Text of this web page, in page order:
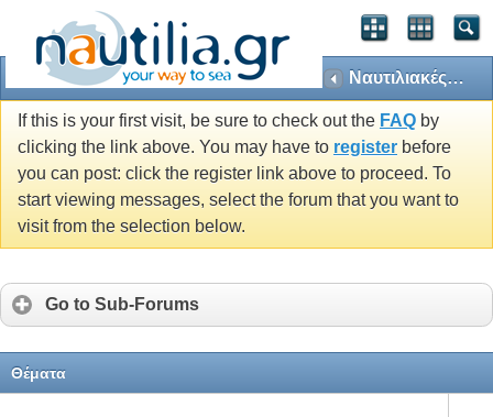
Ναυτιλιακές Εταιρείες της Ακτοπλοΐας (Coastal Shipping Companies)
If this is your first visit, be sure to check out the FAQ by
clicking the link above. You may have to register before
you can post: click the register link above to proceed. To
start viewing messages, select the forum that you want to
visit from the selection below.
Go to Sub-Forums
Θέματα